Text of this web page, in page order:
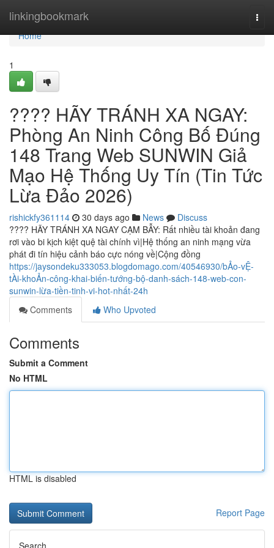
linkingbookmark
Home
Home
1
???? HÃY TRÁNH XA NGAY:
Phòng An Ninh Công Bố Đúng
148 Trang Web SUNWIN Giả
Mạo Hệ Thống Uy Tín (Tin Tức
Lừa Đảo 2026)
rishickfy361114 30 days ago News
Discuss
???? HÃY TRÁNH XA NGAY CẠM BẪY: Rất nhiều tài khoản đang
rơi vào bi kịch kiệt quệ tài chính vì|Hệ thống an ninh mạng vừa
phát đi tín hiệu cảnh báo cực nóng về|Cộng đồng
https://jaysondeku333053.blogdomago.com/40546930/bẢo-vỆ-
tÀi-khoẢn-công-khai-biến-tướng-bộ-danh-sách-148-web-con-
sunwin-lừa-tiền-tinh-vi-hot-nhất-24h
Comments
Who Upvoted
Comments
Submit a Comment
No HTML
HTML is disabled
Report Page
Search